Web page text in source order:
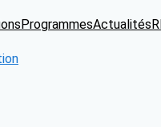
ProgrammesActualités